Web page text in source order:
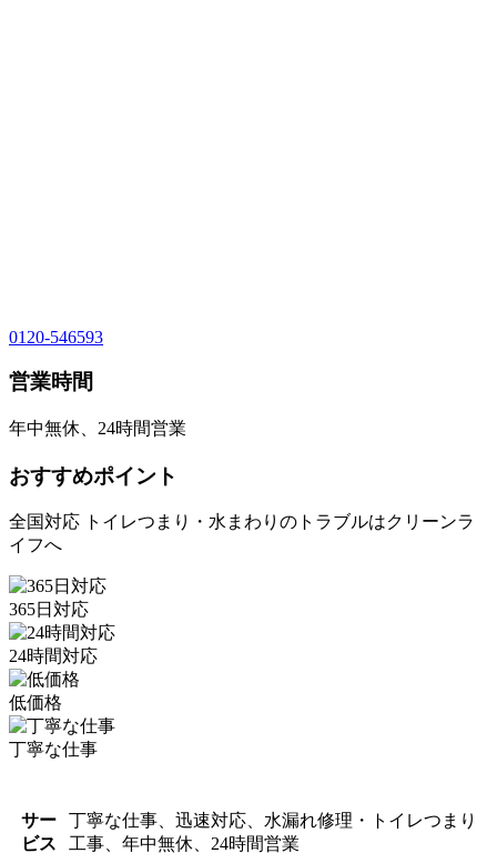
0120-546593
営業時間
年中無休、24時間営業
おすすめポイント
全国対応 トイレつまり・水まわりのトラブルはクリーンラ
イフへ
365日対応
24時間対応
低価格
丁寧な仕事
サー
ビス
丁寧な仕事、迅速対応、水漏れ修理・トイレつまり
工事、年中無休、24時間営業